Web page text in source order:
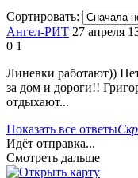
Сортировать:
Ангел-РИТ 27 апреля
0 1
Линевки работают))
за дом и дороги!!
отдыхают...
Показать все ответы
Идёт отправка...
Смотреть дальше